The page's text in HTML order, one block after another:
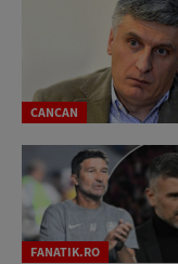
CANCAN
FANATIK.RO